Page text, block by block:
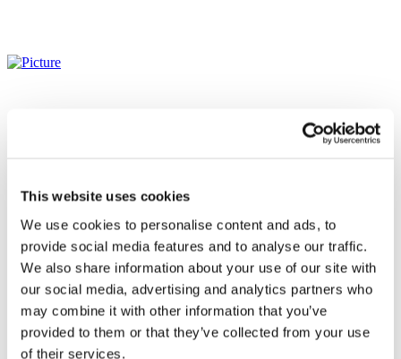
This website uses cookies
We use cookies to personalise content and ads, to
provide social media features and to analyse our traffic.
We also share information about your use of our site with
our social media, advertising and analytics partners who
may combine it with other information that you’ve
provided to them or that they’ve collected from your use
of their services.